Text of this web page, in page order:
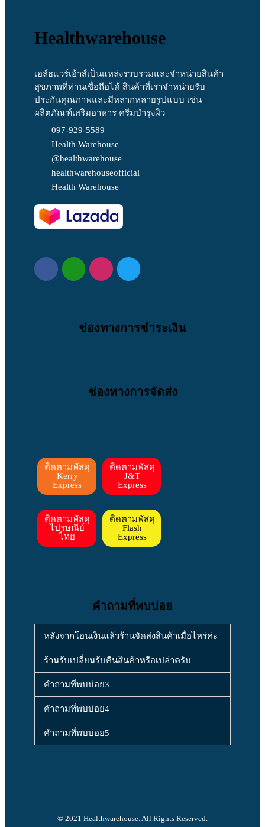
Healthwarehouse
เฮล์ธแวร์เฮ้าส์เป็นแหล่งรวบรวมและจำหน่ายสินค้า
สุขภาพที่ท่านเชื่อถือได้ สินค้าที่เราจำหน่ายรับ
ประกันคุณภาพและมีหลากหลายรูปแบบ เช่น
ผลิตภัณฑ์เสริมอาหาร ครีมบำรุงผิว
097-929-5589
Health Warehouse
@healthwarehouse
healthwarehouseofficial
Health Warehouse
ช่องทางการชำระเงิน
ช่องทางการจัดส่ง
ติดตามพัสดุ
Kerry
Express
ติดตามพัสดุ
J&T
Express
ติดตามพัสดุ
ไปรษณีย์
ไทย
ติดตามพัสดุ
Flash
Express
คำถามที่พบบ่อย
หลังจากโอนเงินแล้วร้านจัดส่งสินค้าเมื่อไหร่ค่ะ
ร้านรับเปลี่ยนรับคืนสินค้าหรือเปล่าครับ
คำถามที่พบบ่อย3
คำถามที่พบบ่อย4
คำถามที่พบบ่อย5
© 2021 Healthwarehouse. All Rights Reserved.